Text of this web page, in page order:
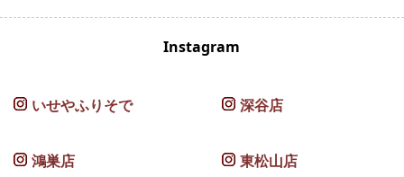
Instagram
いせやふりそで 深谷店
鴻巣店 東松山店